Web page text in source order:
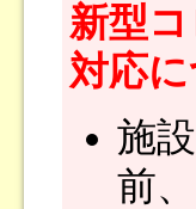
新型
対応
施
前